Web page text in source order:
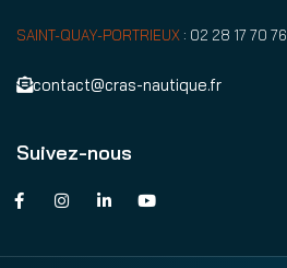
SAINT-QUAY-PORTRIEUX : 02 28 17 70 76
contact@cras-nautique.fr
Suivez-nous